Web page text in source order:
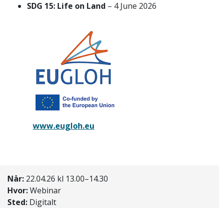
SDG 15: Life on Land – 4 June 2026
www.eugloh.eu
Når: 22.04.26 kl 13.00–14.30
Hvor:Webinar
Sted: Digitalt